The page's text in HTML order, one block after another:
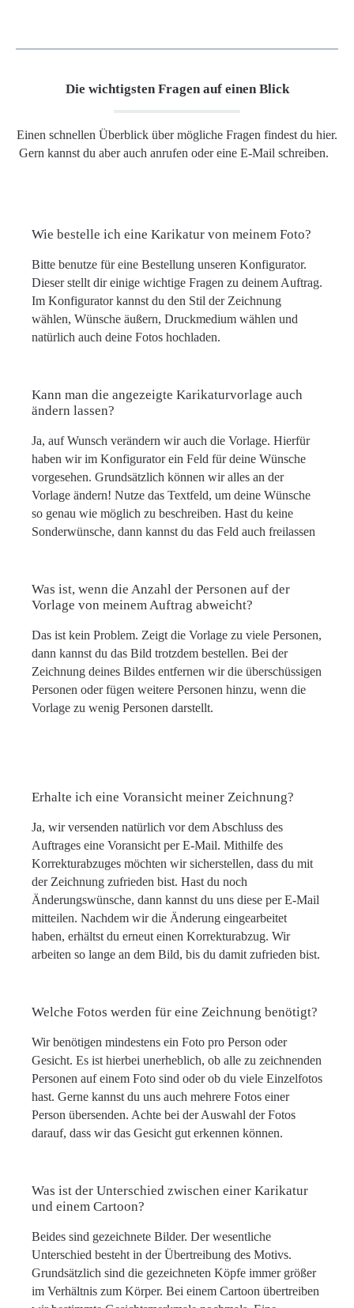
Die wichtigsten Fragen auf einen Blick
Einen schnellen Überblick über mögliche Fragen findest du hier.
Gern kannst du aber auch anrufen oder eine E-Mail schreiben.
Wie bestelle ich eine Karikatur von meinem Foto?
Bitte benutze für eine Bestellung unseren Konfigurator.
Dieser stellt dir einige wichtige Fragen zu deinem Auftrag.
Im Konfigurator kannst du den Stil der Zeichnung
wählen, Wünsche äußern, Druckmedium wählen und
natürlich auch deine Fotos hochladen.
Kann man die angezeigte Karikaturvorlage auch
ändern lassen?
Ja, auf Wunsch verändern wir auch die Vorlage. Hierfür
haben wir im Konfigurator ein Feld für deine Wünsche
vorgesehen. Grundsätzlich können wir alles an der
Vorlage ändern! Nutze das Textfeld, um deine Wünsche
so genau wie möglich zu beschreiben. Hast du keine
Sonderwünsche, dann kannst du das Feld auch freilassen
Was ist, wenn die Anzahl der Personen auf der
Vorlage von meinem Auftrag abweicht?
Das ist kein Problem. Zeigt die Vorlage zu viele Personen,
dann kannst du das Bild trotzdem bestellen. Bei der
Zeichnung deines Bildes entfernen wir die überschüssigen
Personen oder fügen weitere Personen hinzu, wenn die
Vorlage zu wenig Personen darstellt.
Erhalte ich eine Voransicht meiner Zeichnung?
Ja, wir versenden natürlich vor dem Abschluss des
Auftrages eine Voransicht per E-Mail. Mithilfe des
Korrekturabzuges möchten wir sicherstellen, dass du mit
der Zeichnung zufrieden bist. Hast du noch
Änderungswünsche, dann kannst du uns diese per E-Mail
mitteilen. Nachdem wir die Änderung eingearbeitet
haben, erhältst du erneut einen Korrekturabzug. Wir
arbeiten so lange an dem Bild, bis du damit zufrieden bist.
Welche Fotos werden für eine Zeichnung benötigt?
Wir benötigen mindestens ein Foto pro Person oder
Gesicht. Es ist hierbei unerheblich, ob alle zu zeichnenden
Personen auf einem Foto sind oder ob du viele Einzelfotos
hast. Gerne kannst du uns auch mehrere Fotos einer
Person übersenden. Achte bei der Auswahl der Fotos
darauf, dass wir das Gesicht gut erkennen können.
Was ist der Unterschied zwischen einer Karikatur
und einem Cartoon?
Beides sind gezeichnete Bilder. Der wesentliche
Unterschied besteht in der Übertreibung des Motivs.
Grundsätzlich sind die gezeichneten Köpfe immer größer
im Verhältnis zum Körper. Bei einem Cartoon übertreiben